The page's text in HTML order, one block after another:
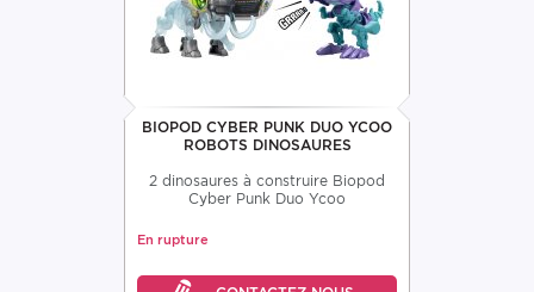
BIOPOD CYBER PUNK DUO YCOO
ROBOTS DINOSAURES
2 dinosaures à construire Biopod
Cyber Punk Duo Ycoo
En rupture